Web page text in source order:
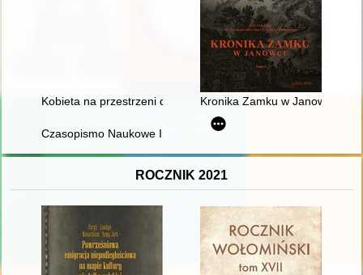
Kobieta na przestrzeni dziejów. T. 7Kronika Zamku w Janowcu. T. 1
Czasopismo Naukowe Instytutu Studiów Kobiecych. 2025, [nr]
ROCZNIK 2021